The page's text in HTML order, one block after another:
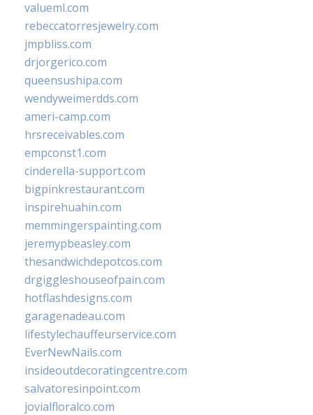
valueml.com
rebeccatorresjewelry.com
jmpbliss.com
drjorgerico.com
queensushipa.com
wendyweimerdds.com
ameri-camp.com
hrsreceivables.com
empconst1.com
cinderella-support.com
bigpinkrestaurant.com
inspirehuahin.com
memmingerspainting.com
jeremypbeasley.com
thesandwichdepotcos.com
drgiggleshouseofpain.com
hotflashdesigns.com
garagenadeau.com
lifestylechauffeurservice.com
EverNewNails.com
insideoutdecoratingcentre.com
salvatoresinpoint.com
jovialfloralco.com